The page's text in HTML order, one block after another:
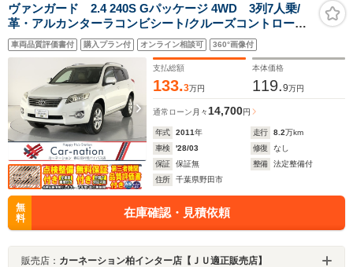
ヴァンガード 2.4 240S Gパッケージ 4WD 3列7人乗/
革・アルカンターラコンビシート/クルーズコントロー
ル/HIDヘッドランプ/オートライト/左右独立AAC/1列目シ
ートヒーター・パワーシート/純正HDDナビ(CD・DVD・
フルセグ・Bluetooth)/バックカメラ/ETC
車両品質評価書付 購入プラン付 オンライン相談可 360°画像付
支払総額
133.3万円
本体価格
119.9万円
通常ローン 月々 14,700円
年式 2011年 走行 8.2万km
車検
'28/03 修復
なし
保証
保証無 整備
法定整備付
住所
千葉県野田市
無
料
在庫確認・見積依頼
販売店： カーネーション柏インター店【ＪＵ適正販売店】